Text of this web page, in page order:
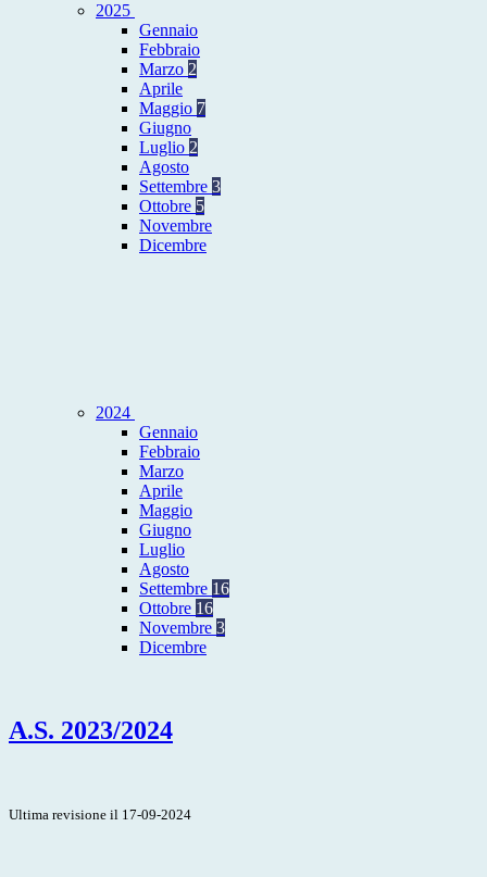
2025
Gennaio
Febbraio
Marzo 2
Aprile
Maggio 7
Giugno
Luglio 2
Agosto
Settembre 3
Ottobre 5
Novembre
Dicembre
2024
Gennaio
Febbraio
Marzo
Aprile
Maggio
Giugno
Luglio
Agosto
Settembre 16
Ottobre 16
Novembre 3
Dicembre
A.S. 2023/2024
Ultima revisione il 17-09-2024